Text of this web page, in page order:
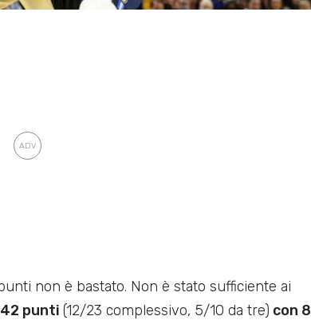
non è bastato. Non è stato sufficiente ai
42 punti (12/23 complessivo, 5/10 da tre) con 8